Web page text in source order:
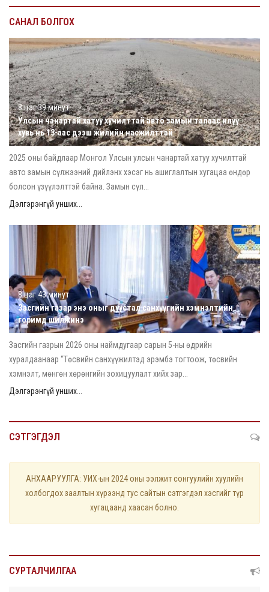
САНАЛ БОЛГОХ
8 цаг 39 минут
Улсын чанартай хатуу хучилттай авто замын талаас илүү
хувь нь 13-аас дээш жилийн насжилттай
2025 оны байдлаар Монгол Улсын улсын чанартай хатуу хучилттай
авто замын сүлжээний дийлэнх хэсэг нь ашиглалтын хугацаа өндөр
болсон үзүүлэлттэй байна. Замын сүл...
Дэлгэрэнгүй унших...
8 цаг 43 минут
Засгийн газар энэ оныг дуустал санхүүгийн хэмнэлтийн
горимд шилжинэ
Засгийн газрын 2026 оны наймдугаар сарын 5-ны өдрийн
хуралдаанаар “Төсвийн санхүүжилтэд эрэмбэ тогтоож, төсвийн
хэмнэлт, мөнгөн хөрөнгийн зохицуулалт хийх зар...
Дэлгэрэнгүй унших...
СЭТГЭГДЭЛ
АНХААРУУЛГА: УИХ-ын 2024 оны ээлжит сонгуулийн хуулийн
холбогдох заалтын хүрээнд тус сайтын сэтгэгдэл хэсгийг түр
хугацаанд хаасан болно.
СУРТАЛЧИЛГАА